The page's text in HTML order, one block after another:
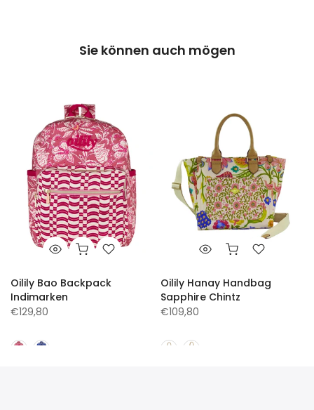
Sie können auch mögen
Oilily Bao Backpack
Indimarken
€129,80
Oilily Hanay Handbag
Sapphire Chintz
€109,80